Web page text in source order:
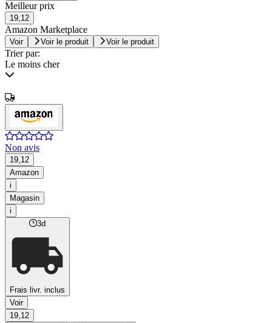
Meilleur prix
19,12
Amazon Marketplace
Voir Voir le produit Voir le produit
Trier par:
Le moins cher
Non avis
19,12
Amazon
i
Magasin
i
3d
Frais livr. inclus
Voir
19,12